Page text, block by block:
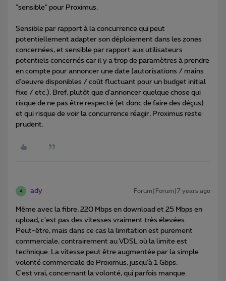
"sensible" pour Proximus.
Sensible par rapport à la concurrence qui peut
potentiellement adapter son déploiement dans les zones
concernées, et sensible par rapport aux utilisateurs
potentiels concernés car il y a trop de paramètres à prendre
en compte pour annoncer une date (autorisations / mains
d'oeuvre disponibles / coût fluctuant pour un budget initial
fixe / etc.). Bref, plutôt que d'annoncer quelque chose qui
risque de ne pas être respecté (et donc de faire des déçus)
et qui risque de voir la concurrence réagir, Proximus reste
prudent.
A ady Forum|Forum|7 years ago
Même avec la fibre, 220 Mbps en download et 25 Mbps en
upload, c'est pas des vitesses vraiment très élevées.
Peut-être, mais dans ce cas la limitation est purement
commerciale, contrairement au VDSL où la limite est
technique. La vitesse peut être augmentée par la simple
volonté commerciale de Proximus, jusqu’à 1 Gbps.
C'est vrai, concernant la volonté, qui parfois manque.